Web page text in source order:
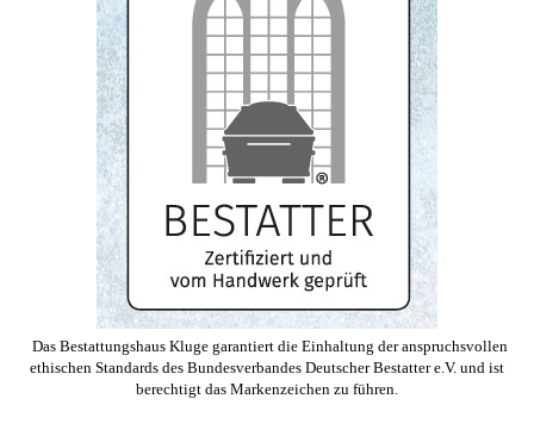
Das Bestattungshaus Kluge garantiert die Einhaltung der anspruchsvollen
ethischen Standards des Bundesverbandes Deutscher Bestatter e.V. und ist
berechtigt das Markenzeichen zu führen.